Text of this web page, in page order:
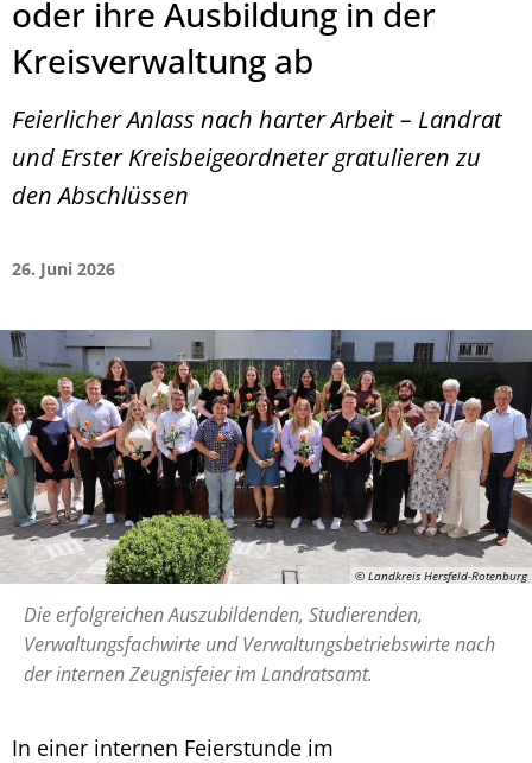
oder ihre Ausbildung in der
Kreisverwaltung ab
Feierlicher Anlass nach harter Arbeit – Landrat
und Erster Kreisbeigeordneter gratulieren zu
den Abschlüssen
26. Juni 2026
© Landkreis Hersfeld-Rotenburg
Die erfolgreichen Auszubildenden, Studierenden,
Verwaltungsfachwirte und Verwaltungsbetriebswirte nach
der internen Zeugnisfeier im Landratsamt.
In einer internen Feierstunde im